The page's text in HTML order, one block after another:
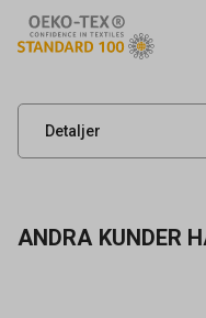
Detaljer
Artikelnummer
Leverantörens
UNSPSC
ANDRA KUNDER